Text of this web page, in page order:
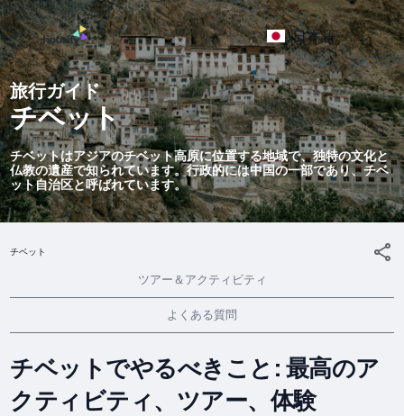
日本語
旅行ガイド
チベット
チベットはアジアのチベット高原に位置する地域で、独特の文化と
仏教の遺産で知られています。行政的には中国の一部であり、チベ
ット自治区と呼ばれています。
チベット
ツアー＆アクティビティ
よくある質問
チベットでやるべきこと: 最高のア
クティビティ、ツアー、体験